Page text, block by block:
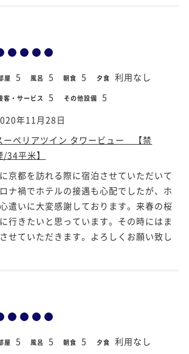
屋 5 風呂 5 朝食 5 夕食 利用なし
客・サービス 5 その他設備 5
年11月28日
ーペリアツイン タワービュー 【禁
/34平米】
京都を訪れる際に宿泊させていただいて
ナ禍でホテルの接遇も心配でしたが、ホ
遣いに大変感謝しております。来春の桜
行きたいと思っています。その時にはま
せていただきます。よろしくお願い致し
屋 5 風呂 5 朝食 5 夕食 利用なし